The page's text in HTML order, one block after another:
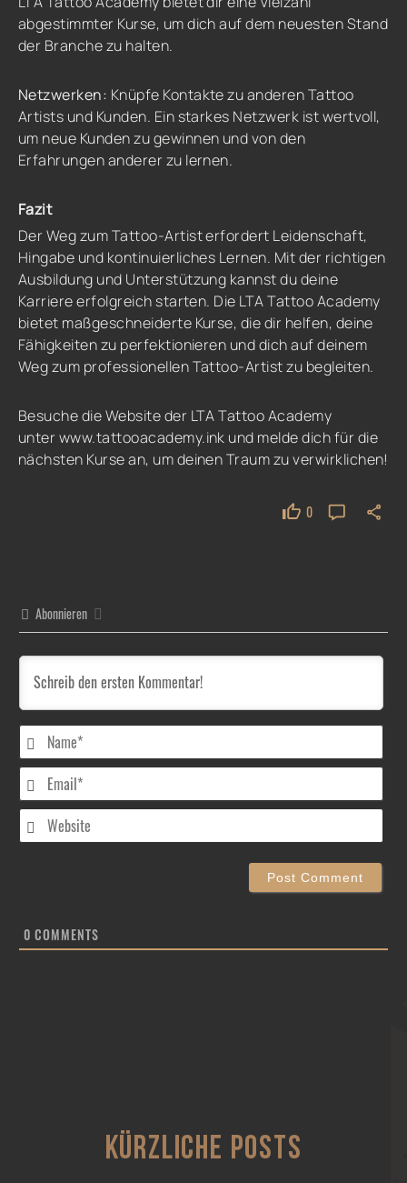
abgestimmter Kurse, um dich auf dem neuesten Stand
der Branche zu halten.
Netzwerken: Knüpfe Kontakte zu anderen Tattoo
Artists und Kunden. Ein starkes Netzwerk ist wertvoll,
um neue Kunden zu gewinnen und von den
Erfahrungen anderer zu lernen.
Fazit
Der Weg zum Tattoo-Artist erfordert Leidenschaft,
Hingabe und kontinuierliches Lernen. Mit der richtigen
Ausbildung und Unterstützung kannst du deine
Karriere erfolgreich starten. Die LTA Tattoo Academy
bietet maßgeschneiderte Kurse, die dir helfen, deine
Fähigkeiten zu perfektionieren und dich auf deinem
Weg zum professionellen Tattoo-Artist zu begleiten.
Besuche die Website der LTA Tattoo Academy
unter www.tattooacademy.ink und melde dich für die
nächsten Kurse an, um deinen Traum zu verwirklichen!
0
Abonnieren
0 COMMENTS
KÜRZLICHE POSTS